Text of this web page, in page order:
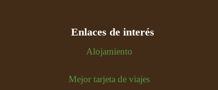
Enlaces de interés
Alojamiento
Mejor tarjeta de viajes